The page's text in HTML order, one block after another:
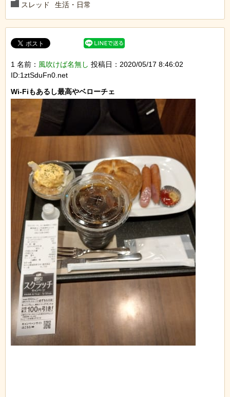
スレッド
生活・日常
1 名前： 風吹けば名無し 投稿日：2020/05/17 8:46:02
ID:1ztSduFn0.net